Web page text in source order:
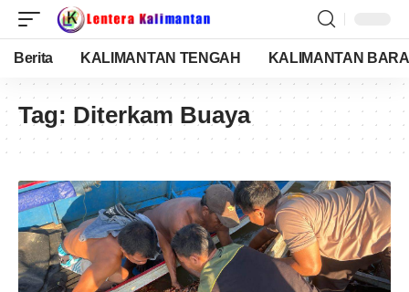
Berita KALIMANTAN TENGAH KALIMANTAN
Tag: Diterkam Buaya